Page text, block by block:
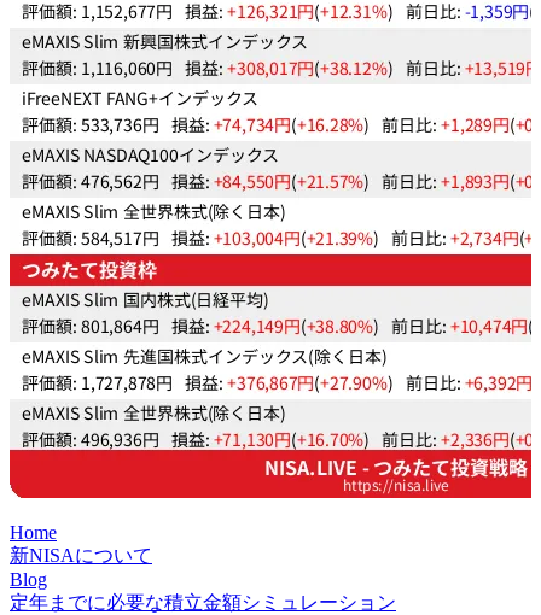
Home
新NISAについて
Blog
定年までに必要な積立金額シミュレーション